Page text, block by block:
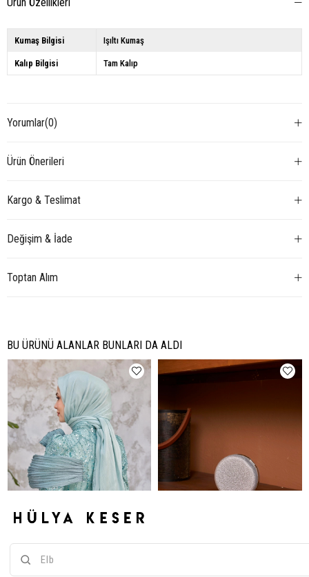
Kumaş Bilgisi Işıltı Kumaş
Kalıp Bilgisi Tam Kalıp
Yorumlar(0)
Ürün Önerileri
Kargo & Teslimat
Değişim & İade
Toptan Alım
BU ÜRÜNÜ ALANLAR BUNLARI DA ALDI